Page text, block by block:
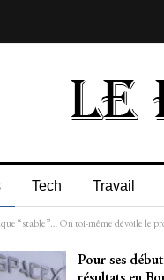
Tech Travail
“stable”… On toi-même dévoile le
Pour ses